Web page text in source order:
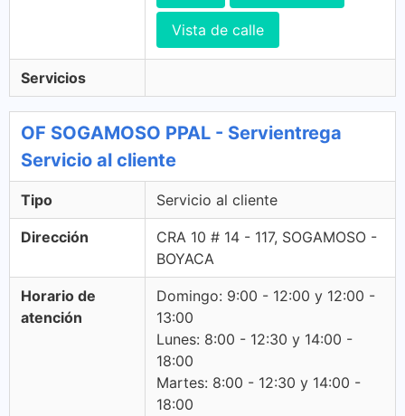
Vista de calle
Servicios
OF SOGAMOSO PPAL - Servientrega
Servicio al cliente
Tipo Servicio al cliente
Dirección
CRA 10 # 14 - 117, SOGAMOSO -
BOYACA
Horario de
atención
Domingo: 9:00 - 12:00 y 12:00 -
13:00
Lunes: 8:00 - 12:30 y 14:00 -
18:00
Martes: 8:00 - 12:30 y 14:00 -
18:00